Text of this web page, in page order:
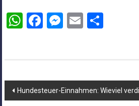
WhatsApp
Facebook
Messenger
EmailTeilen
Beitragsnavigation
Hundesteuer-Einnahmen: Wieviel